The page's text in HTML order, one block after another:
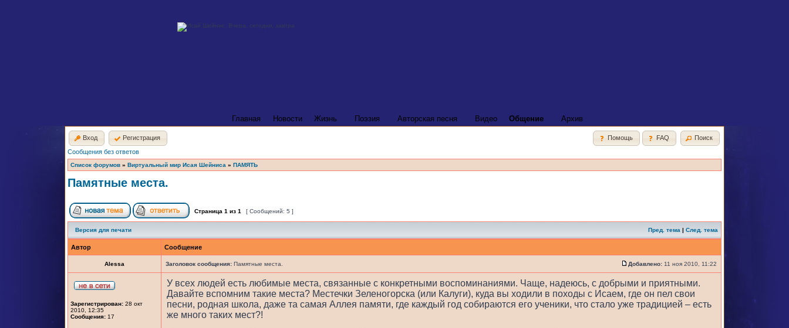
Главная Новости Жизнь Поэзия Авторская песня Видео Общение Архив
Вход Регистрация Помощь FAQ
Поиск
Сообщения без ответов
Список форумов » Виртуальный мир Исая Шейниса » ПАМЯТЬ
Памятные места.
Страница 1 из 1 [ Сообщений: 5 ]
Версия для печати Пред. тема | След. тема
Автор Сообщение
Alessa Заголовок сообщения: Памятные места. Добавлено: 11 ноя 2010, 11:22
Зарегистрирован: 28 окт
2010, 12:35
Сообщения: 17
У всех людей есть любимые места, связанные с конкретными воспоминаниями. Чаще, надеюсь, с добрыми и приятными.
Давайте вспомним такие места? Местечки Зеленогорска (или Калуги), куда вы ходили в походы с Исаем, где он пел свои
песни, родная школа, даже та самая Аллея памяти, где каждый год собираются его ученики, что стало уже традицией – есть
же много таких мест?!